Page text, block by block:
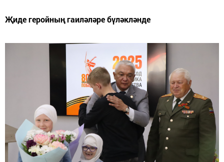
Җиде геройның гаиләләре бүләкләнде